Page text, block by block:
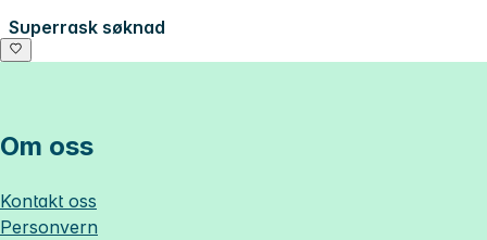
Superrask søknad
Om oss
Kontakt oss
Personvern